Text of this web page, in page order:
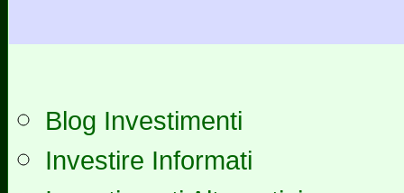
Blog Investimenti
Investire Informati